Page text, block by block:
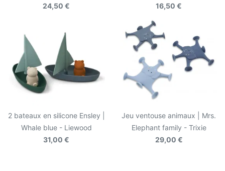
24,50 €
16,50 €
2 bateaux en silicone Ensley |
Whale blue - Liewood
31,00 €
Jeu ventouse animaux | Mrs.
Elephant family - Trixie
29,00 €